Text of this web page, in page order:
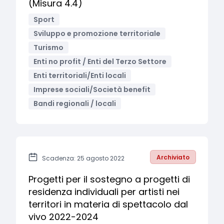
(Misura 4.4)
Sport
Sviluppo e promozione territoriale
Turismo
Enti no profit / Enti del Terzo Settore
Enti territoriali/Enti locali
Imprese sociali/Società benefit
Bandi regionali / locali
Scadenza: 25 agosto 2022 Archiviato
Progetti per il sostegno a progetti di
residenza individuali per artisti nei
territori in materia di spettacolo dal
vivo 2022-2024